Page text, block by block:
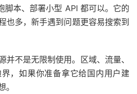
脚本、部署小型 API 都可以。它的
也多，新手遇到问题更容易搜索到
并不是无限制使用。区域、流量、
，如果你准备拿它给国内用户建